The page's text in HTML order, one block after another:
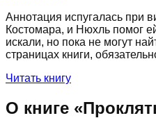
Аннотация испугалась при
Костомара, и Нюхль помог
искали, но пока не могут
страницах книги,
Читать книгу
О книге «